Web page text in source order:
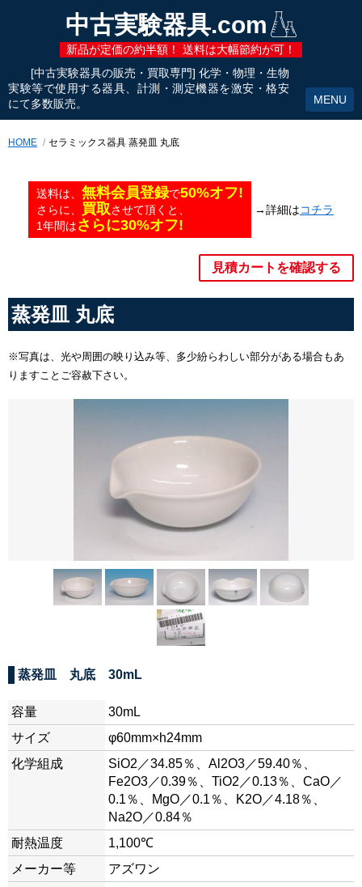
中古実験器具.com
新品が定価の約半額！ 送料は大幅節約が可！
[中古実験器具の販売・買取専門] 化学・物理・生物
実験等で使用する器具、計測・測定機器を激安・格安
にて多数販売。
HOME セラミックス器具 蒸発皿 丸底
送料は、 無料会員登録で50%オフ!
さらに、 買取させて頂くと、
1年間はさらに30%オフ!
→詳細はコチラ
見積カートを確認する
蒸発皿 丸底
※写真は、光や周囲の映り込み等、多少紛らわしい部分がある場合もあ
りますことご容赦下さい。
蒸発皿 丸底 30mL
容量
30mL
サイズ
φ60mm×h24mm
化学組成
SiO2／34.85％、Al2O3／59.40％、
Fe2O3／0.39％、TiO2／0.13％、CaO／
0.1％、MgO／0.1％、K2O／4.18％、
Na2O／0.84％
耐熱温度
1,100℃
メーカー等
アズワン